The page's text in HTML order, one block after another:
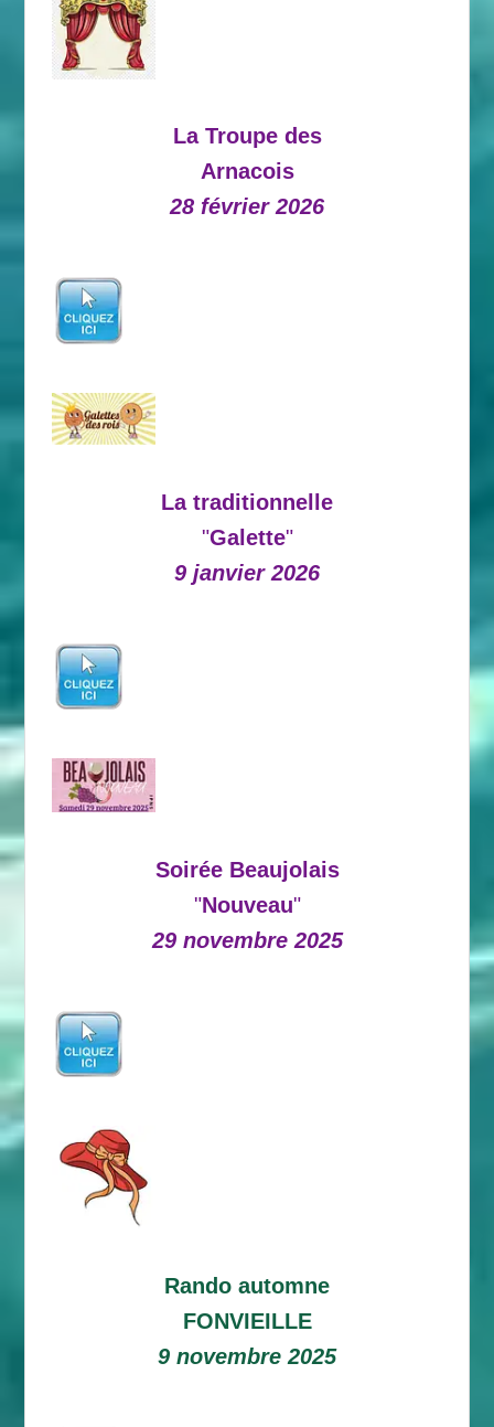
La Troupe des
Arnacois
28 février 2026
La traditionnelle
"Galette"
9 janvier 2026
Soirée Beaujolais
"Nouveau"
29 novembre 2025
Rando automne
FONVIEILLE
9 novembre 2025